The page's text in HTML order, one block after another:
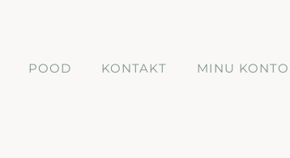
POOD KONTAKT MINU KONTO